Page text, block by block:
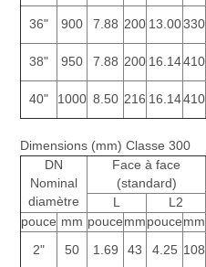
36" 900 7.88 200 13.00330
38" 950 7.88 200 16.14410
40" 1000 8.50 216 16.14410
Dimensions (mm) Classe 300
DN
Nominal
diamètre
Face à face
(standard)
L2
pouce mm pouce mm pouce mm
2" 50 1.69 43 4.25 108